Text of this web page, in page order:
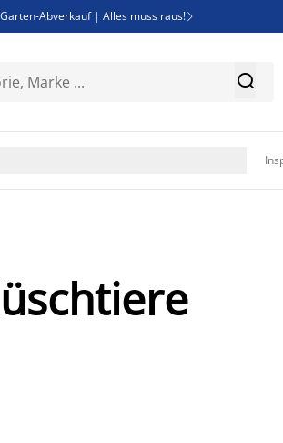
Garten-Abverkauf | Alles muss raus! 
du Unternehmer? Entdecke JYSK-B2B 